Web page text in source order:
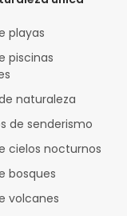
playas
piscinas
naturaleza
de senderismo
cielos nocturnos
bosques
volcanes